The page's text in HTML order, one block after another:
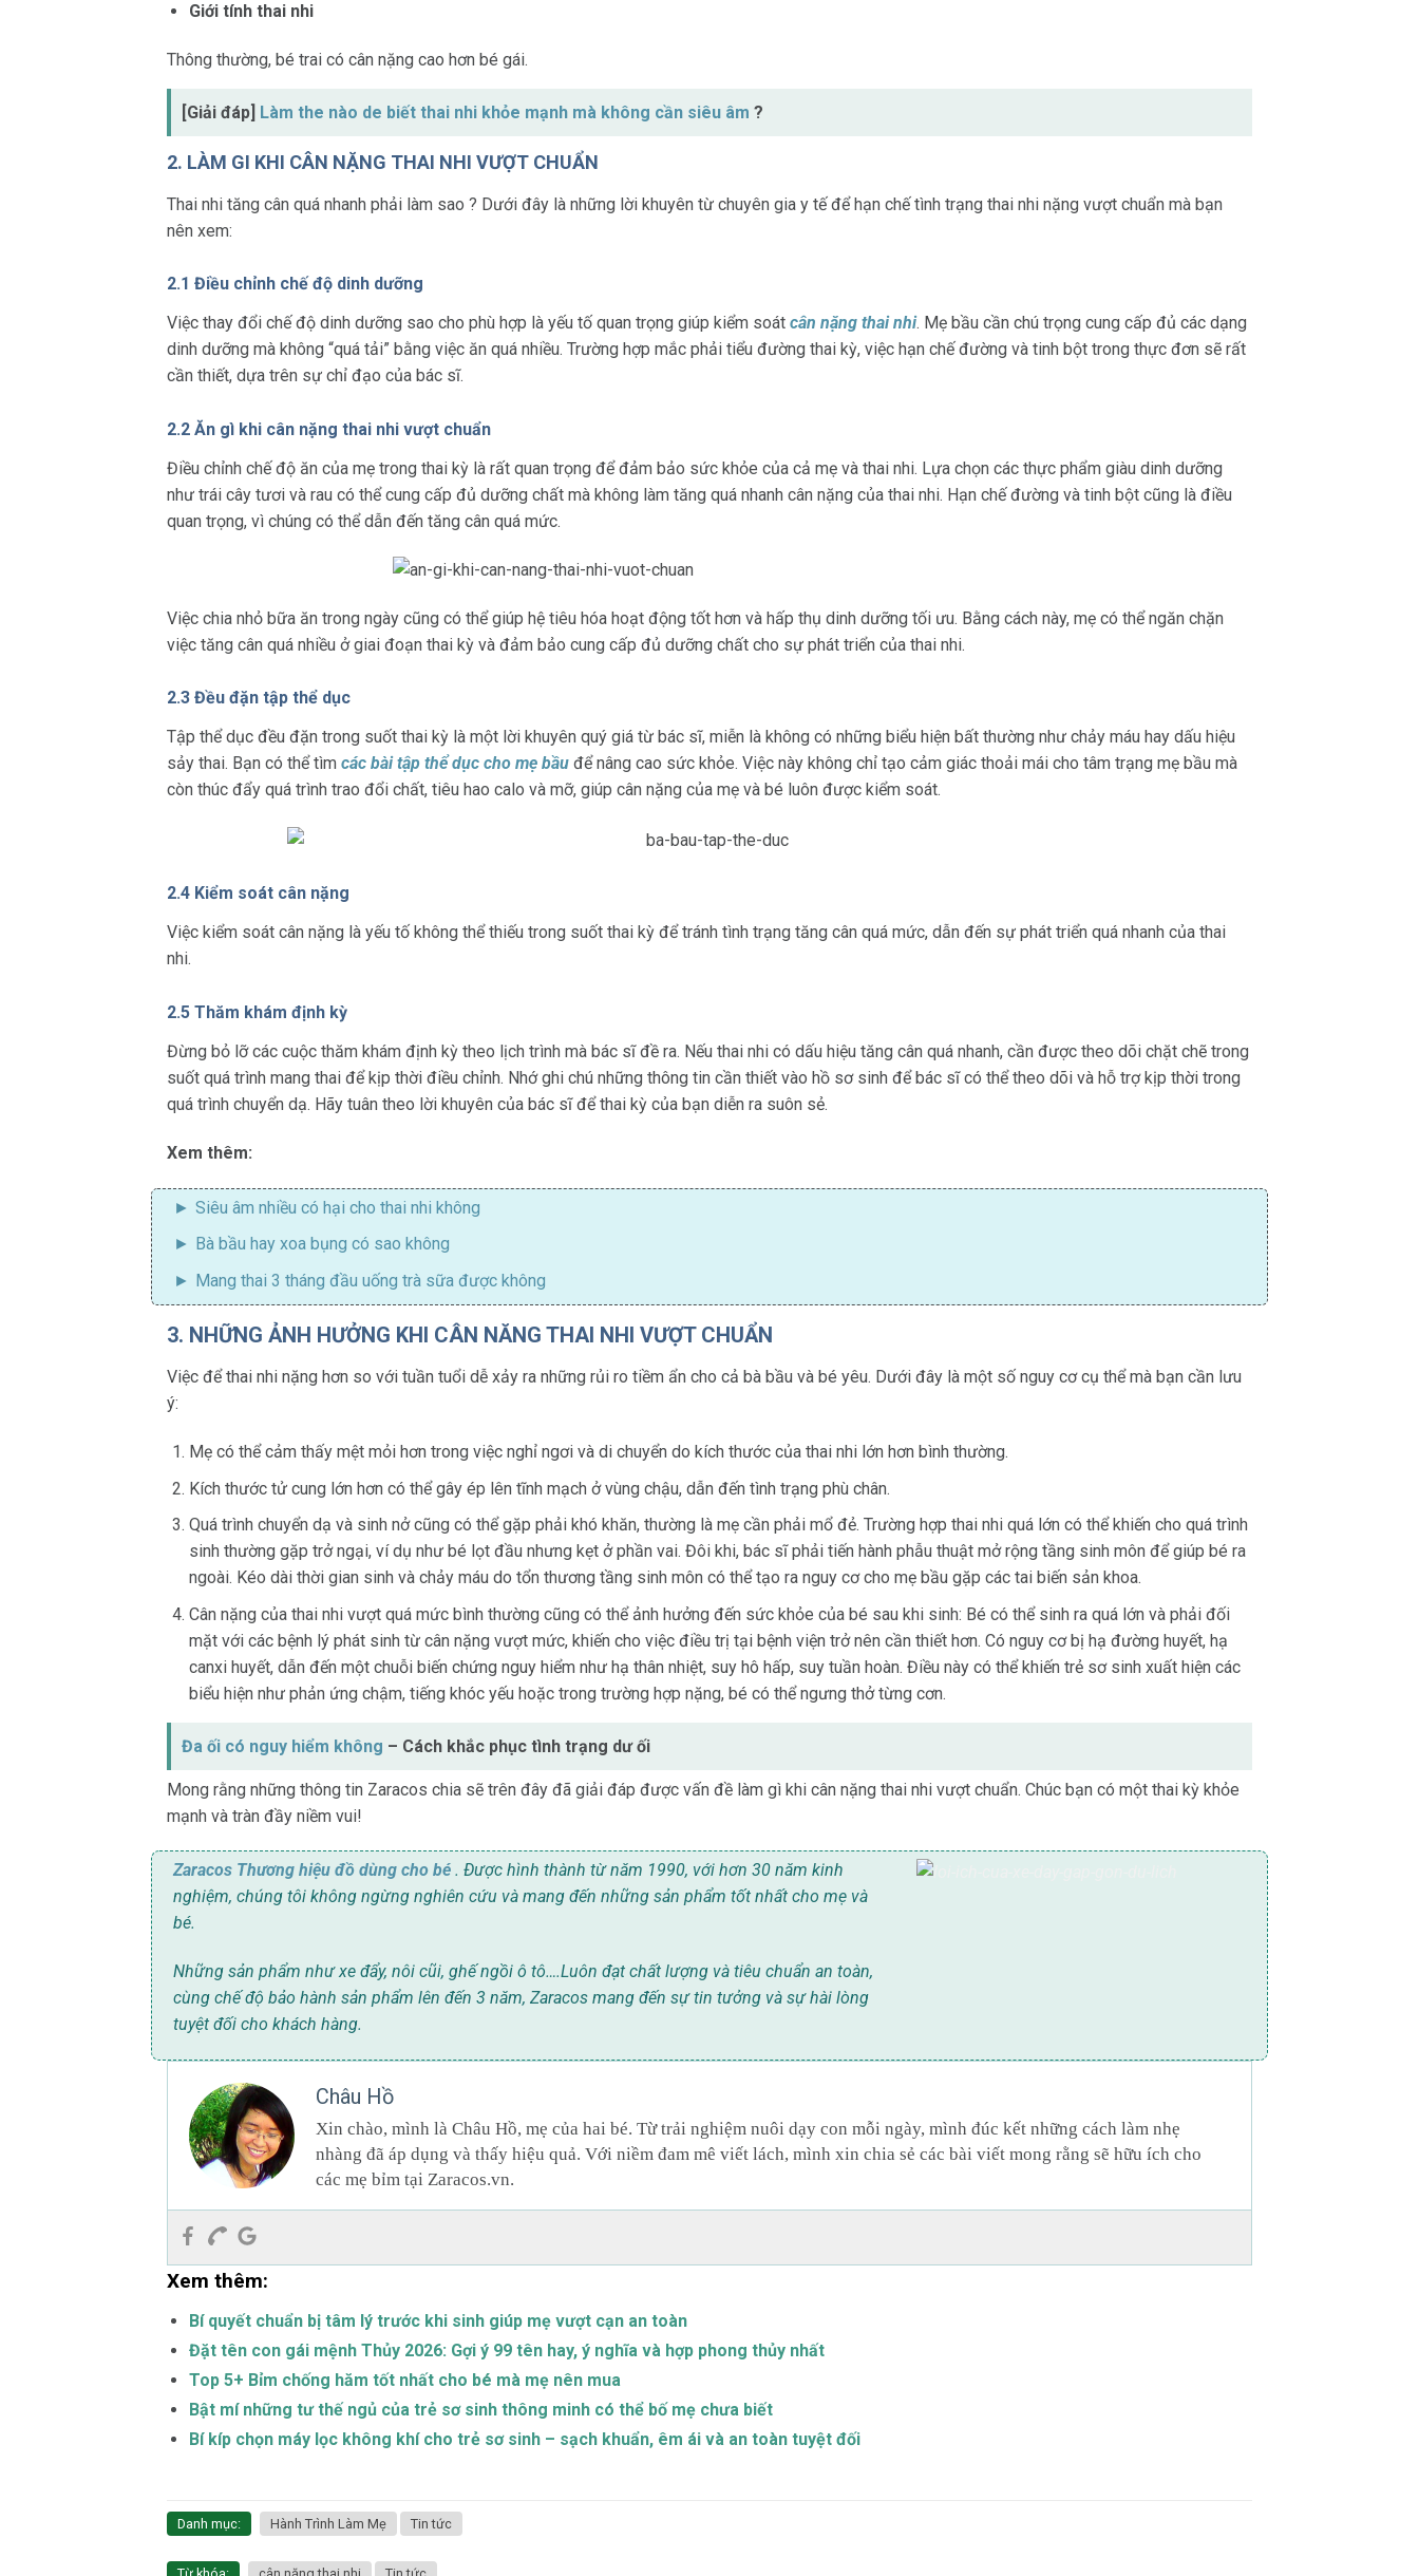
Giới tính thai nhi
Thông thường, bé trai có cân nặng cao hơn bé gái.
[Giải đáp] Làm the nào de biết thai nhi khỏe mạnh mà không cần siêu âm ?
2. LÀM GI KHI CÂN NẶNG THAI NHI VƯỢT CHUẨN
Thai nhi tăng cân quá nhanh phải làm sao ? Dưới đây là những lời khuyên từ chuyên gia y tế để hạn chế tình trạng thai nhi nặng vượt chuẩn mà bạn
nên xem:
2.1 Điều chỉnh chế độ dinh dưỡng
Việc thay đổi chế độ dinh dưỡng sao cho phù hợp là yếu tố quan trọng giúp kiểm soát cân nặng thai nhi. Mẹ bầu cần chú trọng cung cấp đủ các dạng
dinh dưỡng mà không “quá tải” bằng việc ăn quá nhiều. Trường hợp mắc phải tiểu đường thai kỳ, việc hạn chế đường và tinh bột trong thực đơn sẽ rất
cần thiết, dựa trên sự chỉ đạo của bác sĩ.
2.2 Ăn gì khi cân nặng thai nhi vượt chuẩn
Điều chỉnh chế độ ăn của mẹ trong thai kỳ là rất quan trọng để đảm bảo sức khỏe của cả mẹ và thai nhi. Lựa chọn các thực phẩm giàu dinh dưỡng
như trái cây tươi và rau có thể cung cấp đủ dưỡng chất mà không làm tăng quá nhanh cân nặng của thai nhi. Hạn chế đường và tinh bột cũng là điều
quan trọng, vì chúng có thể dẫn đến tăng cân quá mức.
Việc chia nhỏ bữa ăn trong ngày cũng có thể giúp hệ tiêu hóa hoạt động tốt hơn và hấp thụ dinh dưỡng tối ưu. Bằng cách này, mẹ có thể ngăn chặn
việc tăng cân quá nhiều ở giai đoạn thai kỳ và đảm bảo cung cấp đủ dưỡng chất cho sự phát triển của thai nhi.
2.3 Đều đặn tập thể dục
Tập thể dục đều đặn trong suốt thai kỳ là một lời khuyên quý giá từ bác sĩ, miễn là không có những biểu hiện bất thường như chảy máu hay dấu hiệu
sảy thai. Bạn có thể tìm các bài tập thể dục cho mẹ bầuđể nâng cao sức khỏe. Việc này không chỉ tạo cảm giác thoải mái cho tâm trạng mẹ bầu mà
còn thúc đẩy quá trình trao đổi chất, tiêu hao calo và mỡ, giúp cân nặng của mẹ và bé luôn được kiểm soát.
2.4 Kiểm soát cân nặng
Việc kiểm soát cân nặng là yếu tố không thể thiếu trong suốt thai kỳ để tránh tình trạng tăng cân quá mức, dẫn đến sự phát triển quá nhanh của thai
nhi.
2.5 Thăm khám định kỳ
Đừng bỏ lỡ các cuộc thăm khám định kỳ theo lịch trình mà bác sĩ đề ra. Nếu thai nhi có dấu hiệu tăng cân quá nhanh, cần được theo dõi chặt chẽ trong
suốt quá trình mang thai để kịp thời điều chỉnh. Nhớ ghi chú những thông tin cần thiết vào hồ sơ sinh để bác sĩ có thể theo dõi và hỗ trợ kịp thời trong
quá trình chuyển dạ. Hãy tuân theo lời khuyên của bác sĩ để thai kỳ của bạn diễn ra suôn sẻ.
Xem thêm:
Siêu âm nhiều có hại cho thai nhi không
Bà bầu hay xoa bụng có sao không
Mang thai 3 tháng đầu uống trà sữa được không
3. NHỮNG ẢNH HƯỞNG KHI CÂN NĂNG THAI NHI VƯỢT CHUẨN
Việc để thai nhi nặng hơn so với tuần tuổi dễ xảy ra những rủi ro tiềm ẩn cho cả bà bầu và bé yêu. Dưới đây là một số nguy cơ cụ thể mà bạn cần lưu
ý:
Mẹ có thể cảm thấy mệt mỏi hơn trong việc nghỉ ngơi và di chuyển do kích thước của thai nhi lớn hơn bình thường.
Kích thước tử cung lớn hơn có thể gây ép lên tĩnh mạch ở vùng chậu, dẫn đến tình trạng phù chân.
Quá trình chuyển dạ và sinh nở cũng có thể gặp phải khó khăn, thường là mẹ cần phải mổ đẻ. Trường hợp thai nhi quá lớn có thể khiến cho quá trình
sinh thường gặp trở ngại, ví dụ như bé lọt đầu nhưng kẹt ở phần vai. Đôi khi, bác sĩ phải tiến hành phẫu thuật mở rộng tầng sinh môn để giúp bé ra
ngoài. Kéo dài thời gian sinh và chảy máu do tổn thương tầng sinh môn có thể tạo ra nguy cơ cho mẹ bầu gặp các tai biến sản khoa.
Cân nặng của thai nhi vượt quá mức bình thường cũng có thể ảnh hưởng đến sức khỏe của bé sau khi sinh: Bé có thể sinh ra quá lớn và phải đối
mặt với các bệnh lý phát sinh từ cân nặng vượt mức, khiến cho việc điều trị tại bệnh viện trở nên cần thiết hơn. Có nguy cơ bị hạ đường huyết, hạ
canxi huyết, dẫn đến một chuỗi biến chứng nguy hiểm như hạ thân nhiệt, suy hô hấp, suy tuần hoàn. Điều này có thể khiến trẻ sơ sinh xuất hiện các
biểu hiện như phản ứng chậm, tiếng khóc yếu hoặc trong trường hợp nặng, bé có thể ngưng thở từng cơn.
Đa ối có nguy hiểm không – Cách khắc phục tình trạng dư ối
Mong rằng những thông tin Zaracos chia sẽ trên đây đã giải đáp được vấn đề làm gì khi cân nặng thai nhi vượt chuẩn. Chúc bạn có một thai kỳ khỏe
mạnh và tràn đầy niềm vui!
Zaracos Thương hiệu đồ dùng cho bé . Được hình thành từ năm 1990, với hơn 30 năm kinh
nghiệm, chúng tôi không ngừng nghiên cứu và mang đến những sản phẩm tốt nhất cho mẹ và
bé.
Những sản phẩm như xe đẩy, nôi cũi, ghế ngồi ô tô….Luôn đạt chất lượng và tiêu chuẩn an toàn,
cùng chế độ bảo hành sản phẩm lên đến 3 năm, Zaracos mang đến sự tin tưởng và sự hài lòng
tuyệt đối cho khách hàng.
Châu Hồ
Xin chào, mình là Châu Hồ, mẹ của hai bé. Từ trải nghiệm nuôi dạy con mỗi ngày, mình đúc kết những cách làm nhẹ
nhàng đã áp dụng và thấy hiệu quả. Với niềm đam mê viết lách, mình xin chia sẻ các bài viết mong rằng sẽ hữu ích cho
các mẹ bỉm tại Zaracos.vn.
Xem thêm:
Bí quyết chuẩn bị tâm lý trước khi sinh giúp mẹ vượt cạn an toàn
Đặt tên con gái mệnh Thủy 2026: Gợi ý 99 tên hay, ý nghĩa và hợp phong thủy nhất
Top 5+ Bỉm chống hăm tốt nhất cho bé mà mẹ nên mua
Bật mí những tư thế ngủ của trẻ sơ sinh thông minh có thể bố mẹ chưa biết
Bí kíp chọn máy lọc không khí cho trẻ sơ sinh – sạch khuẩn, êm ái và an toàn tuyệt đối
Danh mục: Hành Trình Làm Mẹ Tin tức